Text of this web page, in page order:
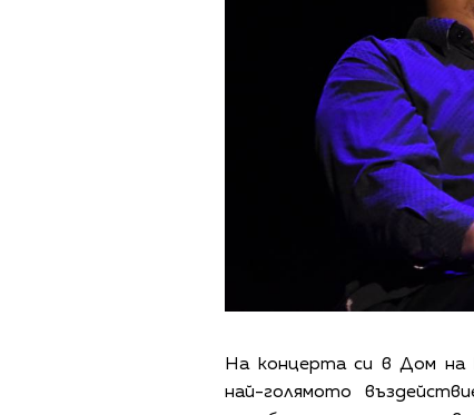
На концерта си в Дом на
най-голямото